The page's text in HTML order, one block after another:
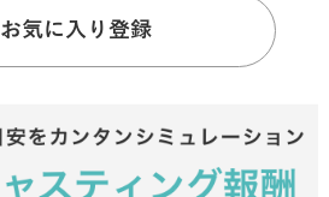
お気に入り登録